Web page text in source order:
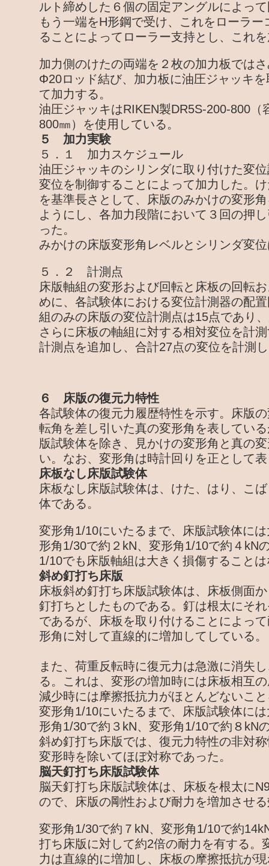
ルト締めした６個の固定アングルによっ
もう一端をH形鋼で受け、これをローラ
ることによってローラー支持とし、これ
加力側のけたの両端を２枚の加力板では
Φ20ロッド結び、加力板に油圧ジャッキ
て加力する。
油圧ジャッキはRIKEN製DR5S-200-800（
800㎜）を使用している。
５ 加力実験
５．１ 加力スケジュール
油圧ジャッキのシリンダに取り付けた変
変位を制御することによって加力した。
を基準長さとして、床版のみかけの変形
ようにし、各加力段階において３回の押
った。
みかけの床版変形角レベルとシリンダ変
５．２ 計測点
床版軸組の変形および回転と床板の回転
めに、各試験体における変位計測器の配
組のみの床版の変位計測点は15点であり
さらに床板の軸組に対する相対変位を計
計測点を追加し、合計27点の変位を計測
６ 床版の復元力特性
各試験体の復元力履歴特性を示す。床版
転角を差し引いた真の変形角を表してい
版試験体を除き、見かけの変形角と真の
い。なお、変形角は時計回りを正として
床板なし床版試験体
床板なし床版試験体は、けた、はり、こ
体である。
変形角1/10にいたるまで、床版試験体に
形角1/30で約２kN、変形角1/10で約４kN
1/10でも床版軸組は大きく損傷すること
斜め釘打ち床版
床板斜め釘打ち床版試験体は、床板側面
釘打ちとしたものである。釘は根太にそ
であるが、床板を取り付けることによっ
形角に対して直線的に増加してしている。
また、荷重反転時に復元力は急激に消失
る。これは、変形の増加時には床板相互
減少時には摩擦抵抗力がほとんどないこ
変形角1/10にいたるまで、床版試験体に
形角1/30で約３kN、変形角1/10で約８kN
斜め釘打ち床版では、復元力特性の非対
変形時を除いてほぼ対称であった。
脳天釘打ち床版試験体
脳天釘打ち床版試験体は、床板を根太に
ので、床版の剛性および耐力を増加させ
変形角1/30で約７kN、変形角1/10で約
打ち床版に対して約2倍の耐力を有する。
力は直線的に増加し、床板の摩擦抵抗が